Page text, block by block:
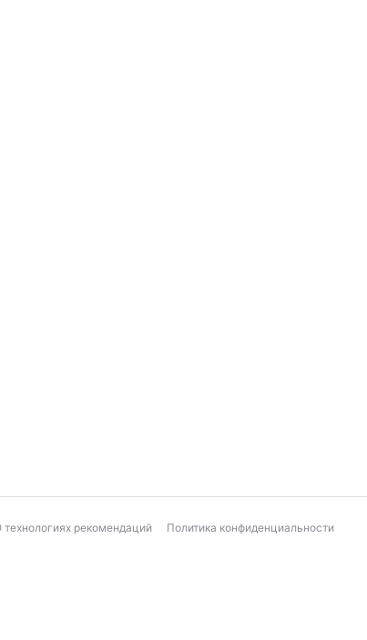
технологиях рекомендаций Политика конфиденциальности